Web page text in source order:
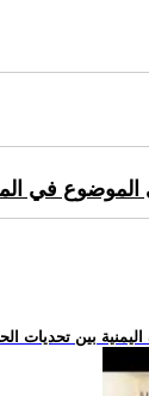
الموضوع في
اليمنية بين تحديات